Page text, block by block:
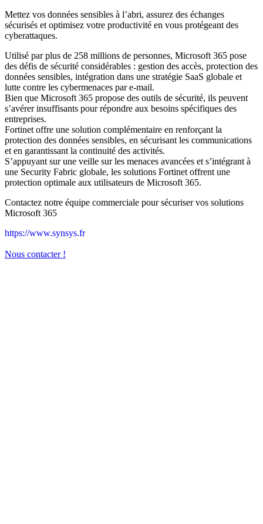
Mettez vos données sensibles à l’abri, assurez des échanges
sécurisés et optimisez votre productivité en vous protégeant des
cyberattaques.
Utilisé par plus de 258 millions de personnes, Microsoft 365 pose
des défis de sécurité considérables : gestion des accès, protection des
données sensibles, intégration dans une stratégie SaaS globale et
lutte contre les cybermenaces par e-mail.
Bien que Microsoft 365 propose des outils de sécurité, ils peuvent
s’avérer insuffisants pour répondre aux besoins spécifiques des
entreprises.
Fortinet offre une solution complémentaire en renforçant la
protection des données sensibles, en sécurisant les communications
et en garantissant la continuité des activités.
S’appuyant sur une veille sur les menaces avancées et s’intégrant à
une Security Fabric globale, les solutions Fortinet offrent une
protection optimale aux utilisateurs de Microsoft 365.
Contactez notre équipe commerciale pour sécuriser vos solutions
Microsoft 365
https://www.synsys.fr
Nous contacter !